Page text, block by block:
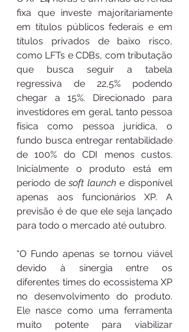
fixa que investe majoritariamente
em títulos públicos federais e em
títulos privados de baixo risco,
como LFTs e CDBs, com tributação
que busca seguir a tabela
regressiva de 22,5% podendo
chegar a 15%. Direcionado para
investidores em geral, tanto pessoa
física como pessoa jurídica, o
fundo busca entregar rentabilidade
de 100% do CDI menos custos.
Inicialmente o produto está em
período de soft launch e disponível
apenas aos funcionários XP. A
previsão é de que ele seja lançado
para todo o mercado até outubro.
“O Fundo apenas se tornou viável
devido à sinergia entre os
diferentes times do ecossistema XP
no desenvolvimento do produto.
Ele nasce como uma ferramenta
muito potente para viabilizar